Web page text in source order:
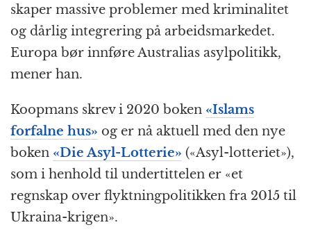
skaper massive problemer med kriminalitet
og dårlig integrering på arbeids­markedet.
Europa bør innføre Australias asyl­politikk,
mener han.
Koopmans skrev i 2020 boken «Islams
forfalne hus» og er nå aktuell med den nye
boken «Die Asyl-Lotterie» («Asyl-lotteriet»),
som i henhold til under­tittelen er «et
regnskap over flyktning­politikken fra 2015 til
Ukraina-krigen».